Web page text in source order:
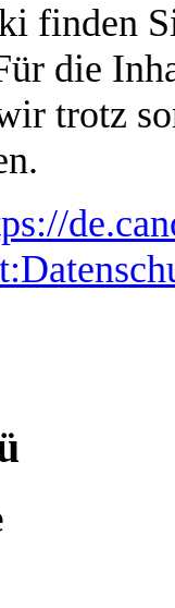
finden
die
trotz